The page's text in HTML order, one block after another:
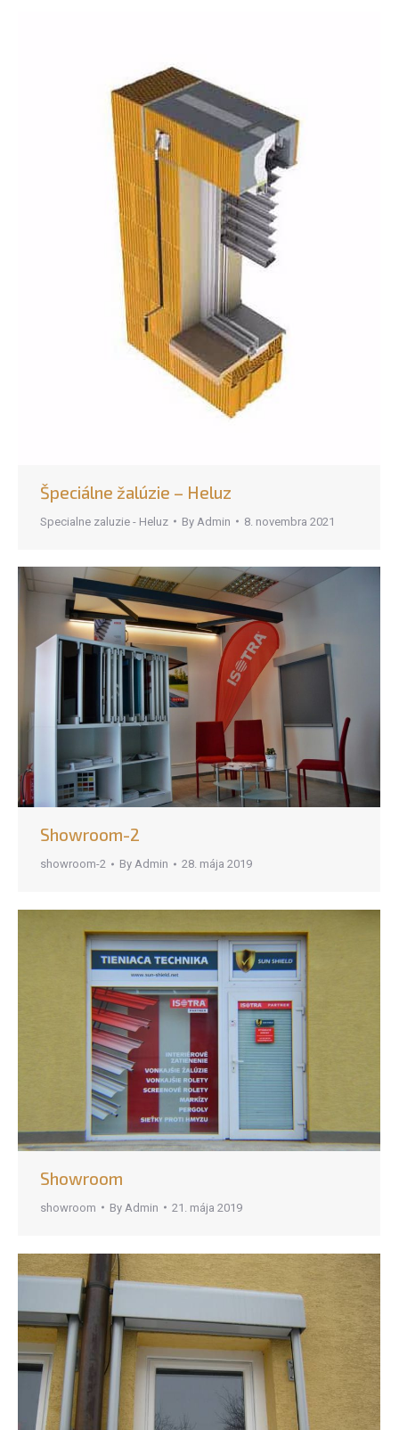
Špeciálne žalúzie – Heluz
Specialne zaluzie - Heluz By Admin 8. novembra 2021
Showroom-2
showroom-2 By Admin 28. mája 2019
Showroom
showroom By Admin 21. mája 2019